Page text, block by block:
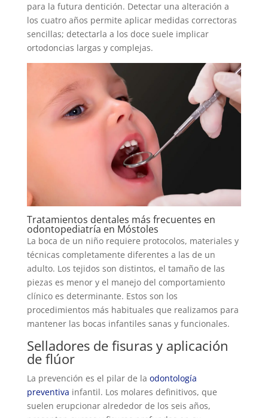
para la futura dentición. Detectar una alteración a
los cuatro años permite aplicar medidas correctoras
sencillas; detectarla a los doce suele implicar
ortodoncias largas y complejas.
Tratamientos dentales más frecuentes en
odontopediatría en Móstoles
La boca de un niño requiere protocolos, materiales y
técnicas completamente diferentes a las de un
adulto. Los tejidos son distintos, el tamaño de las
piezas es menor y el manejo del comportamiento
clínico es determinante. Estos son los
procedimientos más habituales que realizamos para
mantener las bocas infantiles sanas y funcionales.
Selladores de fisuras y aplicación
de flúor
La prevención es el pilar de la odontología
preventiva infantil. Los molares definitivos, que
suelen erupcionar alrededor de los seis años,